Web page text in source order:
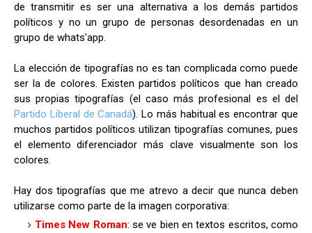
de transmitir es ser una alternativa a los demás partidos
políticos y no un grupo de personas desordenadas en un
grupo de whats'app.
La elección de tipografías no es tan complicada como puede
ser la de colores. Existen partidos políticos que han creado
sus propias tipografías (el caso más profesional es el del
Partido Liberal de Canadá). Lo más habitual es encontrar que
muchos partidos políticos utilizan tipografías comunes, pues
el elemento diferenciador más clave visualmente son los
colores.
Hay dos tipografías que me atrevo a decir que nunca deben
utilizarse como parte de la imagen corporativa:
Times New Roman: se ve bien en textos escritos, como